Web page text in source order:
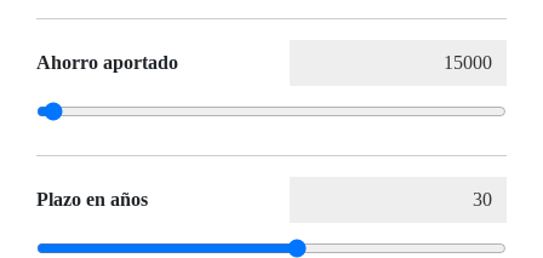
Ahorro aportado
Plazo en años